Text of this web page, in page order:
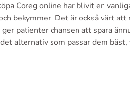
Coreg online har blivit en
bekymmer. Det är också värt att
patienter chansen att spara
alternativ som passar dem